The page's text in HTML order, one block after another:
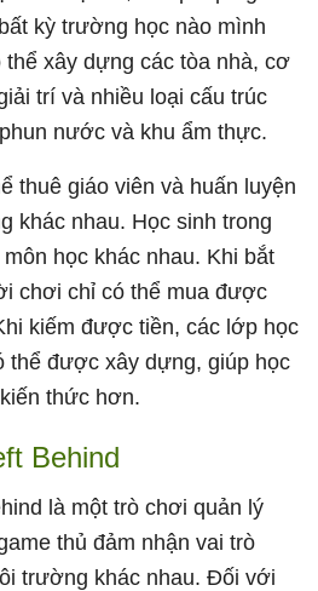
kỳ trường học nào mình
xây dựng các tòa nhà, cơ
trí và nhiều loại cấu trúc
nước và khu ẩm thực.
thuê giáo viên và huấn luyện
khác nhau. Học sinh trong
học khác nhau. Khi bắt
chơi chỉ có thể mua được
kiếm được tiền, các lớp học
thể được xây dựng, giúp học
thức hơn.
Behind
là một trò chơi quản lý
thủ đảm nhận vai trò
trường khác nhau. Đối với